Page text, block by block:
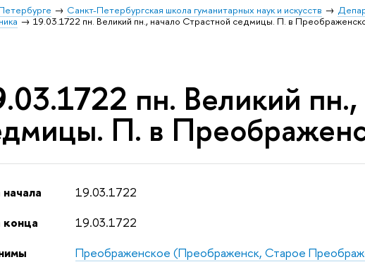
Санкт-Петербургская школа гуманитарных наук и искусств
19.03.1722 пн. Великий пн., начало Страстной седмицы. П. в
пн. Великий
П. в
19.03.1722
19.03.1722
Преображенское (Преображенск, Старое